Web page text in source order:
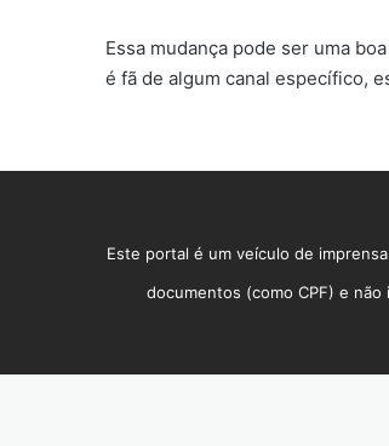
Essa mudança pode ser uma
é fã de algum canal específico,
Este portal é um veículo de
documentos (como CPF) e